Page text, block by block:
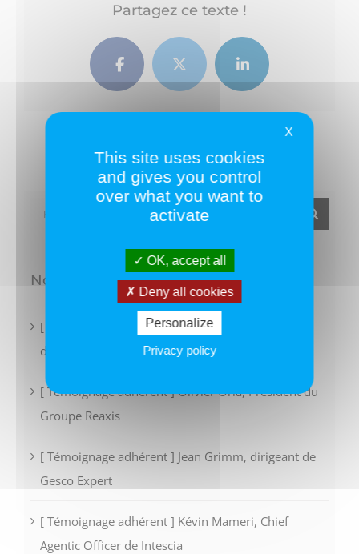
Partagez ce texte !
FacebookTwitter LinkedIn
Rechercher:
Nos derniers articles
[ Témoignage adhérent ] Guillaume Baudoux,
dirigeant de Order To Cash
[ Témoignage adhérent ] Olivier Oria, Président du
Groupe Reaxis
[ Témoignage adhérent ] Jean Grimm, dirigeant de
Gesco Expert
[ Témoignage adhérent ] Kévin Mameri, Chief
Agentic Officer de Intescia
X
This site uses cookies
and gives you control
over what you want to
activate
OK, accept all
Deny all cookies
Personalize
Privacy policy